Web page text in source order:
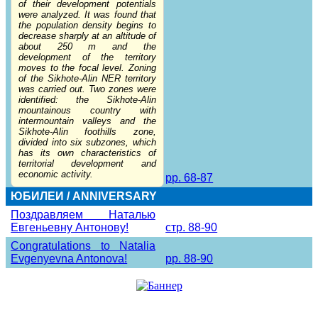
of their development potentials
were analyzed. It was found that
the population density begins to
decrease sharply at an altitude of
about 250 m and the
development of the territory
moves to the focal level. Zoning
of the Sikhote-Alin NER territory
was carried out. Two zones were
identified: the Sikhote-Alin
mountainous country with
intermountain valleys and the
Sikhote-Alin foothills zone,
divided into six subzones, which
has its own characteristics of
territorial development and
economic activity.
pp. 68-87
ЮБИЛЕИ / ANNIVERSARY
Поздравляем Наталью
Евгеньевну Антонову!
стр. 88-90
Congratulations to Natalia
Evgenyevna Antonova!
pp. 88-90